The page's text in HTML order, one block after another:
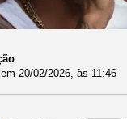
20/02/2026, às 11:46